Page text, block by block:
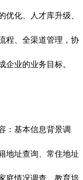
优化、人才库升级、
程、全渠道管理，协
企业的业务目标。
：基本信息背景调
地址查询、常住地址
庭情况调查、教育培